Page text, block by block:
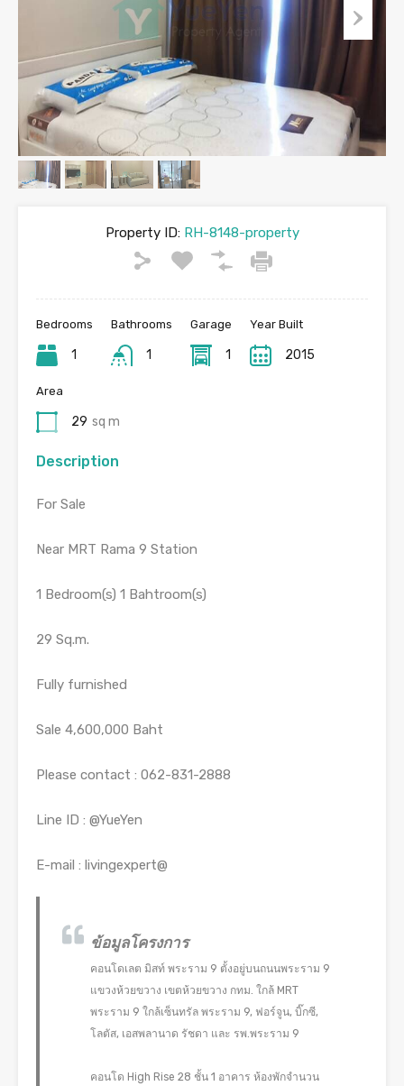
Property ID:RH-8148-property
Bedrooms
1
Bathrooms
1
Garage
1
Year Built
2015
Area
29 sq m
Description
For Sale
Near MRT Rama 9 Station
1 Bedroom(s) 1 Bahtroom(s)
29 Sq.m.
Fully furnished
Sale 4,600,000 Baht
Please contact : 062-831-2888
Line ID : @YueYen
E-mail : livingexpert@
ข้อมูลโครงการ
คอนโดเลต มิสท์ พระราม 9 ตั้งอยู่บนถนนพระราม 9
แขวงห้วยขวาง เขตห้วยขวาง กทม. ใกล้ MRT
พระราม 9 ใกล้เซ็นทรัล พระราม 9, ฟอร์จูน, บิ๊กซี,
โลตัส, เอสพลานาด รัชดา และ รพ.พระราม 9
คอนโด High Rise 28 ชั้น 1 อาคาร ห้องพักจำนวน